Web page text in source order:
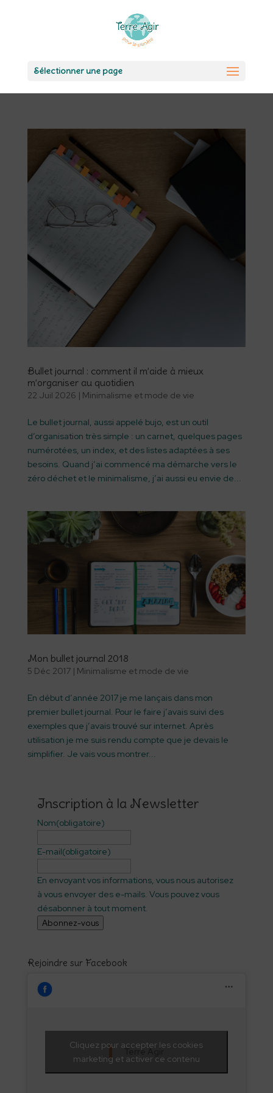
Sélectionner une page
Bullet journal : comment il m’aide à mieux
m’organiser au quotidien
22 Juil 2026 | Minimalisme et mode de vie
Le bullet journal, aussi appelé bujo, est un outil
d’organisation très simple : un carnet, quelques pages
numérotées, un index, et des listes adaptées à ses
besoins. Quand j’ai commencé ma démarche vers le
zéro déchet et le minimalisme, j’ai aussi eu envie de...
Mon bullet journal 2018
5 Déc 2017| Minimalisme et mode de vie
En début d’année 2017 je me lançais dans mon
premier bullet journal. Pour le faire j’avais suivi des
exemples que j’avais trouvé sur internet. Après
utilisation je me suis rendu compte que je devais le
simplifier. Je vais vous montrer...
Inscription à la Newsletter
Nom(obligatoire)
E-mail(obligatoire)
En envoyant vos informations, vous nous autorisez
à vous envoyer des e-mails. Vous pouvez vous
désabonner à tout moment.
Abonnez-vous
Rejoindre sur Facebook
Terre Agir
Cliquez pour accepter les cookies
marketing et activer ce contenu